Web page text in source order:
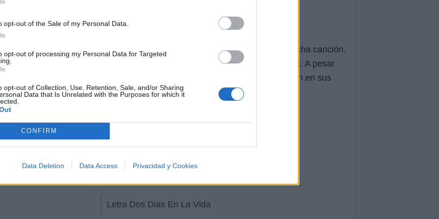
opt-out of the Sale of my Personal Data.
opt-out of processing my Personal Data for Targeted
opt-out of Collection, Use, Retention, Sale, and/or Sharing
Data that Is Unrelated with the Purposes for which it
CONFIRM
Data Deletion Data Access Privacidad y Cookies
de música; es una representación de emociones, vivencias y poesía hecha canción.
han dejado una marca imborrable en la historia de la música hispana. A pesar
en cada acorde, en cada verso y en los corazones de quienes encuentran en sus
Letra Agua
Letra Dos Dias En La Vida